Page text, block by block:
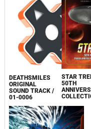
DEATHSMILES
ORIGINAL
SOUND TRACK /
01-0006
STAR
50TH